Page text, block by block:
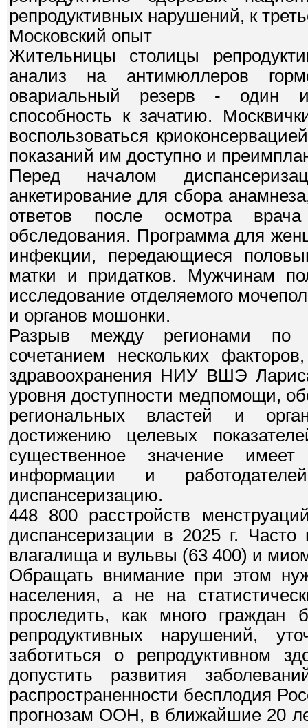
репродуктивных нарушений, к
Московский опыт
Жительницы столицы
анализ на антимюллеров
овариальный резерв - один
способность к зачатию.
воспользоваться
показаний им доступно и
Перед началом
анкетирование для сбора
ответов после осмотра
обследования. Программа для
инфекции, передающиеся
матки и придатков. Мужчинам
исследование отделяемого
и органов мошонки.
Разрыв между регионами по
сочетанием нескольких
здравоохранения НИУ ВШЭ
уровня доступности медпомощи,
региональных властей и
достижению целевых
существенное значение
информации и
диспансеризацию.
448 800 расстройств
диспансеризации в 2025 г.
влагалища и вульвы (63 400) и
Обращать внимание при этом
населения, а не на
проследить, как много граждан
репродуктивных нарушений,
заботиться о репродуктивном
допустить развития
распространенности бесплодия
прогнозам ООН, в ближайшие 20